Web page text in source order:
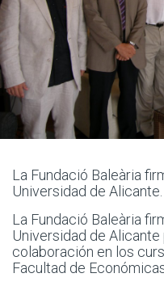
La Fundació Baleària
Universidad de Alicante.
La Fundació Baleària
Universidad de
colaboración en los
Facultad de